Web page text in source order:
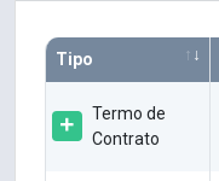
Tipo
Termo de
Contrato